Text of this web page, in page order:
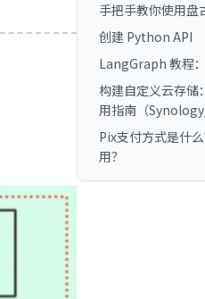
手把手教你使用盘
创建 Python API
LangGraph 教程
构建自定义云存储
用指南（Synology/
Pix支付方式是什
用？